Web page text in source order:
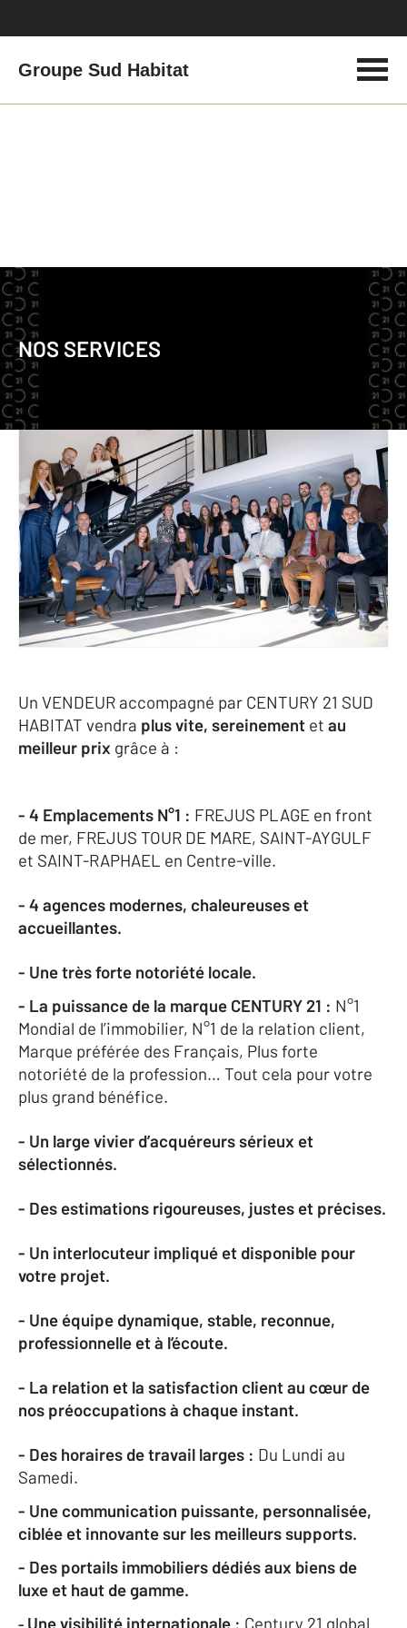
Groupe Sud Habitat
NOS SERVICES
Agence immobilière
NOTRE EQUIPE A VOTRE SERVICE :
Un VENDEUR accompagné par CENTURY 21 SUD
HABITAT vendra plus vite, sereinement et au
meilleur prix grâce à :
- 4 Emplacements N°1 : FREJUS PLAGE en front
de mer, FREJUS TOUR DE MARE, SAINT-AYGULF
et SAINT-RAPHAEL en Centre-ville.
- 4 agences modernes, chaleureuses et
accueillantes.
- Une très forte notoriété locale.
- La puissance de la marque CENTURY 21 : N°1
Mondial de l’immobilier, N°1 de la relation client,
Marque préférée des Français, Plus forte
notoriété de la profession… Tout cela pour votre
plus grand bénéfice.
- Un large vivier d’acquéreurs sérieux et
sélectionnés.
- Des estimations rigoureuses, justes et précises.
- Un interlocuteur impliqué et disponible pour
votre projet.
- Une équipe dynamique, stable, reconnue,
professionnelle et à l’écoute.
- La relation et la satisfaction client au cœur de
nos préoccupations à chaque instant.
- Des horaires de travail larges : Du Lundi au
Samedi.
- Une communication puissante, personnalisée,
ciblée et innovante sur les meilleurs supports.
- Des portails immobiliers dédiés aux biens de
luxe et haut de gamme.
- Une visibilité internationale : Century 21 global